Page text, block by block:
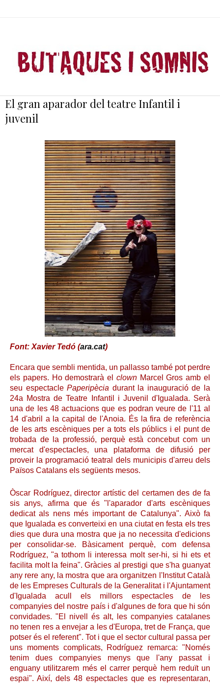
El gran aparador del teatre Infantil i
juvenil
Font: Xavier Tedó (ara.cat)
Encara que sembli mentida, un pallasso també pot perdre
els papers. Ho demostrarà el clown Marcel Gros amb el
seu espectaclePaperipècia durant la inauguració de la
24a Mostra de Teatre Infantil i Juvenil d'Igualada. Serà
una de les 48 actuacions que es podran veure de l'11 al
14 d'abril a la capital de l'Anoia. És la fira de referència
de les arts escèniques per a tots els públics i el punt de
trobada de la professió, perquè està concebut com un
mercat d'espectacles, una plataforma de difusió per
proveir la programació teatral dels municipis d'arreu dels
Països Catalans els següents mesos.
Òscar Rodríguez, director artístic del certamen des de fa
sis anys, afirma que és "l'aparador d'arts escèniques
dedicat als nens més important de Catalunya". Això fa
que Igualada es converteixi en una ciutat en festa els tres
dies que dura una mostra que ja no necessita d'edicions
per consolidar-se. Bàsicament perquè, com defensa
Rodríguez, "a tothom li interessa molt ser-hi, si hi ets et
facilita molt la feina". Gràcies al prestigi que s'ha guanyat
any rere any, la mostra que ara organitzen l'Institut Català
de les Empreses Culturals de la Generalitat i l'Ajuntament
d'Igualada acull els millors espectacles de les
companyies del nostre país i d'algunes de fora que hi són
convidades. "El nivell és alt, les companyies catalanes
no tenen res a envejar a les d'Europa, tret de França, que
potser és el referent". Tot i que el sector cultural passa per
uns moments complicats, Rodríguez remarca: "Només
tenim dues companyies menys que l'any passat i
enguany utilitzarem més el carrer perquè hem reduït un
espai". Així, dels 48 espectacles que es representaran,